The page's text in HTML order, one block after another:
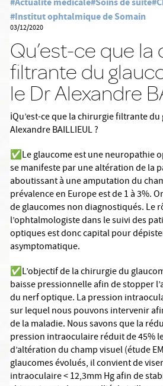
#Institut ophtalmique de Somain
03/12/2020
Qu’est-ce que la
filtrante du
le Dr Alexandre
ℹ️Qu’est-ce que la chirurgie filtrante du
Alexandre BAILLIEUL?
✅Le glaucome est une neuropathie
se manifeste par une altération de la
aboutissant à une amputation du
prévalence en Europe est de 1 à 3%.
de glaucomes non diagnostiqués. Le
l’ophtalmologiste dans le suivi des
optiques est donc capital pour
asymptomatique.
✅L’objectif de la chirurgie du
baisse pressionnelle afin de stopper
du nerf optique. La pression
sur lequel nous pouvons intervenir
de la maladie. Nous savons que la
pression intraoculaire réduit de 45%
d’altération du champ visuel (étude
glaucomes évolués, il convient de
intraoculaire < 12,3mm Hg afin de